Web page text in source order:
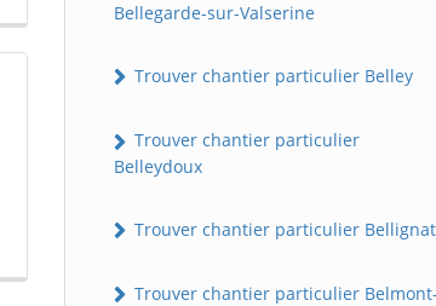
Bellegarde-sur-Valserine
Trouver chantier particulier Belley
Trouver chantier particulier
Belleydoux
Trouver chantier particulier Bellignat
Trouver chantier particulier Belmont-